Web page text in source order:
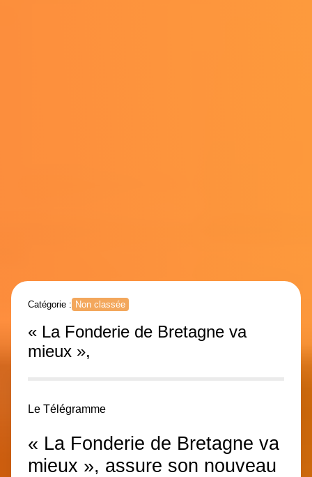
Catégorie : Non classée
« La Fonderie de Bretagne va
mieux »,
Le Télégramme
« La Fonderie de Bretagne va
mieux », assure son nouveau